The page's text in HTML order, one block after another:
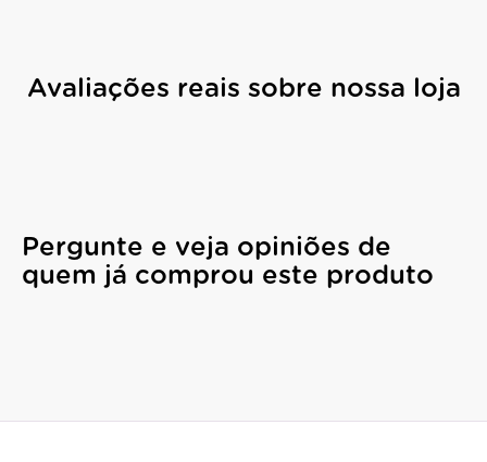
Avaliações reais sobre nossa loja
Pergunte e veja opiniões de
quem já comprou este produto